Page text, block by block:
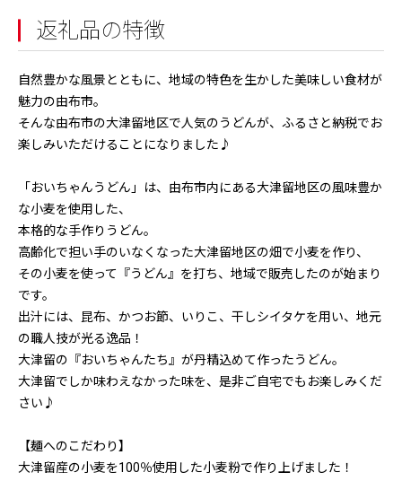
返礼品の特徴
自然豊かな風景とともに、地域の特色を生かした美味しい食材が
魅力の由布市。
そんな由布市の大津留地区で人気のうどんが、ふるさと納税でお
楽しみいただけることになりました♪
「おいちゃんうどん」は、由布市内にある大津留地区の風味豊か
な小麦を使用した、
本格的な手作りうどん。
高齢化で担い手のいなくなった大津留地区の畑で小麦を作り、
その小麦を使って『うどん』を打ち、地域で販売したのが始まり
です。
出汁には、昆布、かつお節、いりこ、干しシイタケを用い、地元
の職人技が光る逸品！
大津留の『おいちゃんたち』が丹精込めて作ったうどん。
大津留でしか味わえなかった味を、是非ご自宅でもお楽しみくだ
さい♪
【麺へのこだわり】
大津留産の小麦を100％使用した小麦粉で作り上げました！